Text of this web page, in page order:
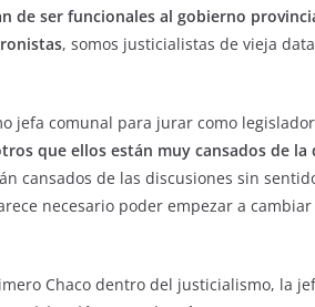
de ser funcionales al gobierno
, somos justicialistas de vieja
jefa comunal para jurar como
que ellos están muy cansados de
cansados de las discusiones sin
necesario poder empezar a
Chaco dentro del justicialismo, la